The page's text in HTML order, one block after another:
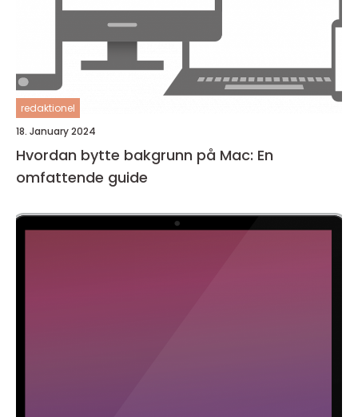
redaktionel
18. January 2024
Hvordan bytte bakgrunn på Mac: En
omfattende guide